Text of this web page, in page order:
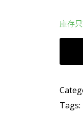
庫存
Tags: